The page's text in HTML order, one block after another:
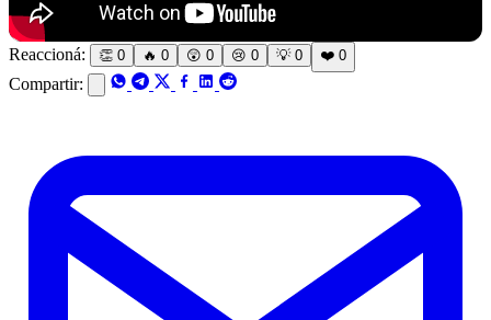
Reaccioná: 👏 0 🔥 0 😲 0 😢 0 💡 0 ❤️ 0
Compartir: